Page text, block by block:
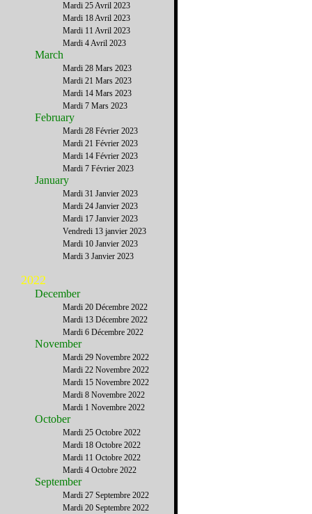
Mardi 25 Avril 2023
Mardi 18 Avril 2023
Mardi 11 Avril 2023
Mardi 4 Avril 2023
March
Mardi 28 Mars 2023
Mardi 21 Mars 2023
Mardi 14 Mars 2023
Mardi 7 Mars 2023
February
Mardi 28 Février 2023
Mardi 21 Février 2023
Mardi 14 Février 2023
Mardi 7 Février 2023
January
Mardi 31 Janvier 2023
Mardi 24 Janvier 2023
Mardi 17 Janvier 2023
Vendredi 13 janvier 2023
Mardi 10 Janvier 2023
Mardi 3 Janvier 2023
2022
December
Mardi 20 Décembre 2022
Mardi 13 Décembre 2022
Mardi 6 Décembre 2022
November
Mardi 29 Novembre 2022
Mardi 22 Novembre 2022
Mardi 15 Novembre 2022
Mardi 8 Novembre 2022
Mardi 1 Novembre 2022
October
Mardi 25 Octobre 2022
Mardi 18 Octobre 2022
Mardi 11 Octobre 2022
Mardi 4 Octobre 2022
September
Mardi 27 Septembre 2022
Mardi 20 Septembre 2022